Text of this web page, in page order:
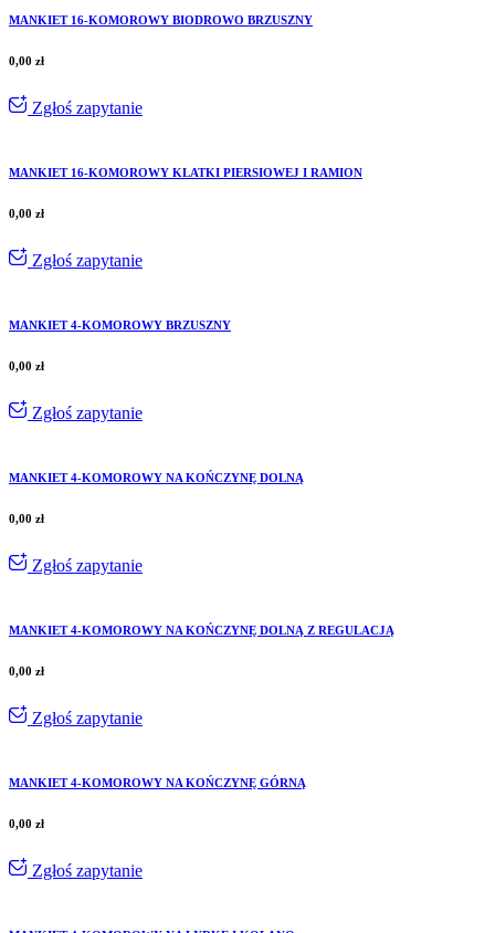
MANKIET 16-KOMOROWY BIODROWO BRZUSZNY
0,00 zł
Zgłoś zapytanie
MANKIET 16-KOMOROWY KLATKI PIERSIOWEJ I RAMION
0,00 zł
Zgłoś zapytanie
MANKIET 4-KOMOROWY BRZUSZNY
0,00 zł
Zgłoś zapytanie
MANKIET 4-KOMOROWY NA KOŃCZYNĘ DOLNĄ
0,00 zł
Zgłoś zapytanie
MANKIET 4-KOMOROWY NA KOŃCZYNĘ DOLNĄ Z REGULACJĄ
0,00 zł
Zgłoś zapytanie
MANKIET 4-KOMOROWY NA KOŃCZYNĘ GÓRNĄ
0,00 zł
Zgłoś zapytanie